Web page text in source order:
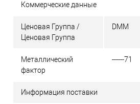
Коммерческие данные
Ценовая Группа /
Ценовая Группа
DMM
Металлический
фактор
------71
Информация поставки